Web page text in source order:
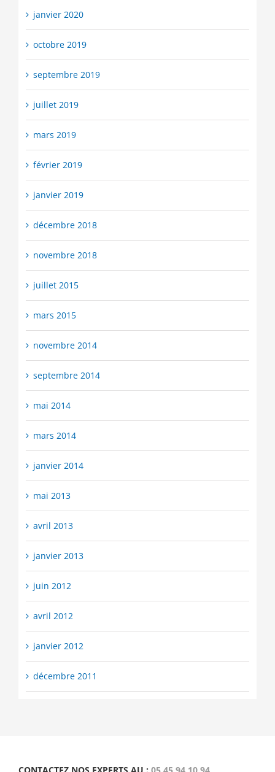
janvier 2020
octobre 2019
septembre 2019
juillet 2019
mars 2019
février 2019
janvier 2019
décembre 2018
novembre 2018
juillet 2015
mars 2015
novembre 2014
septembre 2014
mai 2014
mars 2014
janvier 2014
mai 2013
avril 2013
janvier 2013
juin 2012
avril 2012
janvier 2012
décembre 2011